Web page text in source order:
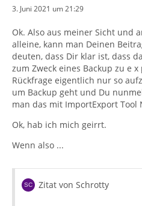
3. Juni 2021 um 21:29
Ok. Also aus meiner Sicht und
alleine, kann man Deinen
deuten, dass Dir klar ist, dass
zum Zweck eines Backup zu e
Rückfrage eigentlich nur so
um Backup geht und Du
man das mit ImportExport Tool
Ok, hab ich mich geirrt.
Wenn also ...
Zitat von Schrotty